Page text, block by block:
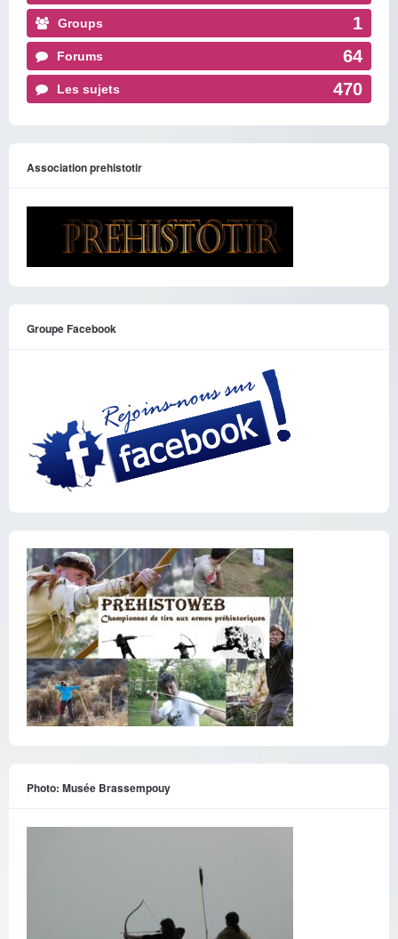
Groups 1
Forums 64
Les sujets 470
Association prehistotir
Groupe Facebook
Photo: Musée Brassempouy